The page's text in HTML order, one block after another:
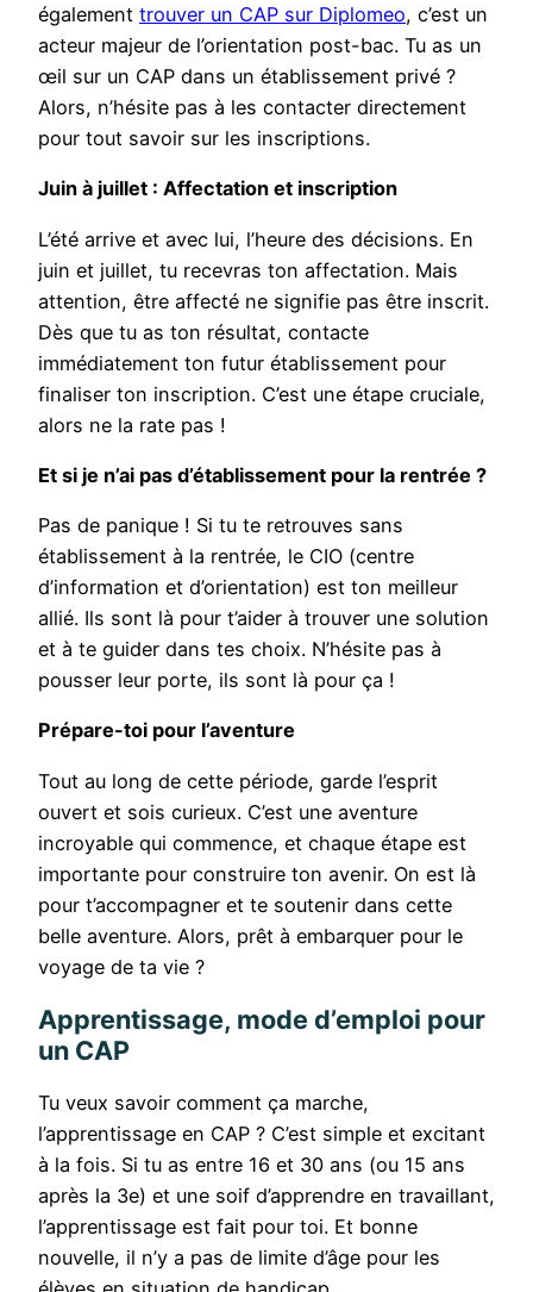
également trouver un CAP sur Diplomeo, c’est un
acteur majeur de l’orientation post-bac. Tu as un
œil sur un CAP dans un établissement privé ?
Alors, n’hésite pas à les contacter directement
pour tout savoir sur les inscriptions.
Juin à juillet : Affectation et inscription
L’été arrive et avec lui, l’heure des décisions. En
juin et juillet, tu recevras ton affectation. Mais
attention, être affecté ne signifie pas être inscrit.
Dès que tu as ton résultat, contacte
immédiatement ton futur établissement pour
finaliser ton inscription. C’est une étape cruciale,
alors ne la rate pas !
Et si je n’ai pas d’établissement pour la rentrée ?
Pas de panique ! Si tu te retrouves sans
établissement à la rentrée, le CIO (centre
d’information et d’orientation) est ton meilleur
allié. Ils sont là pour t’aider à trouver une solution
et à te guider dans tes choix. N’hésite pas à
pousser leur porte, ils sont là pour ça !
Prépare-toi pour l’aventure
Tout au long de cette période, garde l’esprit
ouvert et sois curieux. C’est une aventure
incroyable qui commence, et chaque étape est
importante pour construire ton avenir. On est là
pour t’accompagner et te soutenir dans cette
belle aventure. Alors, prêt à embarquer pour le
voyage de ta vie ?
Apprentissage, mode d’emploi pour
un CAP
Tu veux savoir comment ça marche,
l’apprentissage en CAP ? C’est simple et excitant
à la fois. Si tu as entre 16 et 30 ans (ou 15 ans
après la 3e) et une soif d’apprendre en travaillant,
l’apprentissage est fait pour toi. Et bonne
nouvelle, il n’y a pas de limite d’âge pour les